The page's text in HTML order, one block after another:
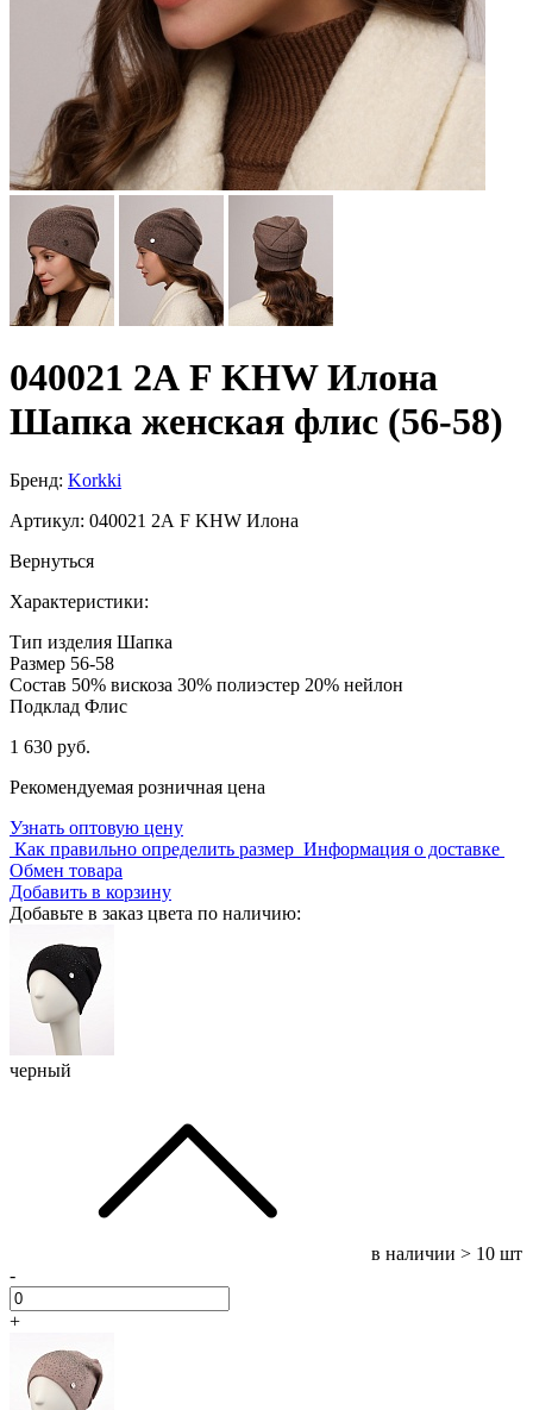
040021 2А F KHW Илона
Шапка женская флис (56-58)
Бренд: Korkki
Артикул: 040021 2А F KHW Илона
Вернуться
Характеристики:
Тип изделия Шапка
Размер 56-58
Состав 50% вискоза 30% полиэстер 20% нейлон
Подклад Флис
1 630 руб.
Рекомендуемая розничная цена
Узнать оптовую цену
Как правильно определить размер Информация о доставке
Обмен товара
Добавить в корзину
Добавьте в заказ цвета по наличию:
черный
в наличии > 10 шт
-
+